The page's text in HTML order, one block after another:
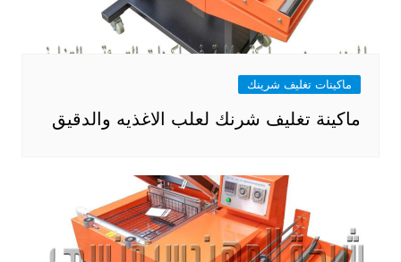
ماكينات تغليف شرينك
ماكينة تغليف شرنك لعلب الاغذيه والدقيق